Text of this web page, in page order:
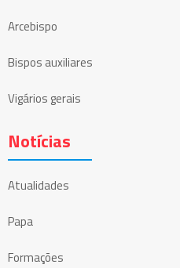
Arcebispo
Bispos auxiliares
Vigários gerais
Notícias
Atualidades
Papa
Formações